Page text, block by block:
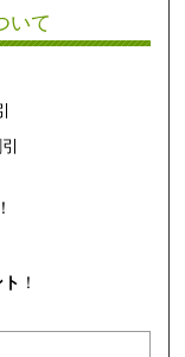
いて
！